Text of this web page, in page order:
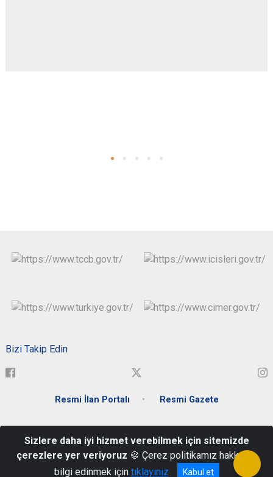
Bizi Takip Edin
Resmi İlan Portalı Resmi Gazete
Merkez / ŞIRNAK
0486 280 20 23
Sizlere daha iyi hizmet verebilmek için sitemizde
çerezlere yer veriyoruz 🍪 Çerez politikamız hakkında
bilgi edinmek için tıklayınız Kabul et